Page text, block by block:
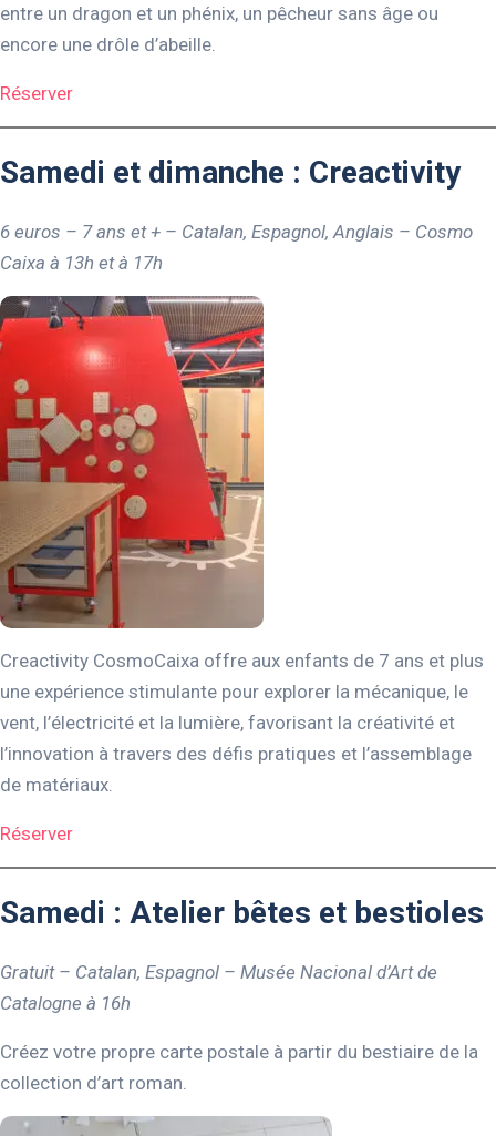
entre un dragon et un phénix, un pêcheur sans âge ou
encore une drôle d’abeille.
Réserver
Samedi et dimanche : Creactivity
6 euros – 7 ans et + – Catalan, Espagnol, Anglais – Cosmo
Caixa à 13h et à 17h
Creactivity CosmoCaixa offre aux enfants de 7 ans et plus
une expérience stimulante pour explorer la mécanique, le
vent, l’électricité et la lumière, favorisant la créativité et
l’innovation à travers des défis pratiques et l’assemblage
de matériaux.
Réserver
Samedi : Atelier bêtes et bestioles
Gratuit – Catalan, Espagnol – Musée Nacional d’Art de
Catalogne à 16h
Créez votre propre carte postale à partir du bestiaire de la
collection d’art roman.